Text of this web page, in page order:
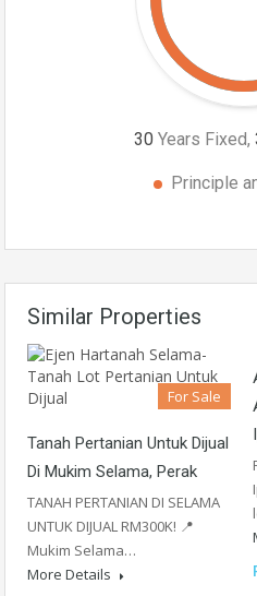
30 Years Fixed,
Principle
Similar Properties
For Sale
Tanah Pertanian Untuk Dijual
Di Mukim Selama, Perak
TANAH PERTANIAN DI SELAMA
UNTUK DIJUAL RM300K! 📍
Mukim Selama…
More Details